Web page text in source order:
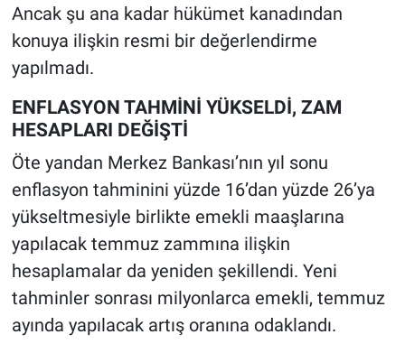
Ancak şu ana kadar hükümet kanadından
konuya ilişkin resmi bir değerlendirme
yapılmadı.
ENFLASYON TAHMİNİ YÜKSELDİ, ZAM
HESAPLARI DEĞİŞTİ
Öte yandan Merkez Bankası’nın yıl sonu
enflasyon tahminini yüzde 16’dan yüzde 26’ya
yükseltmesiyle birlikte emekli maaşlarına
yapılacak temmuz zammına ilişkin
hesaplamalar da yeniden şekillendi. Yeni
tahminler sonrası milyonlarca emekli, temmuz
ayında yapılacak artış oranına odaklandı.